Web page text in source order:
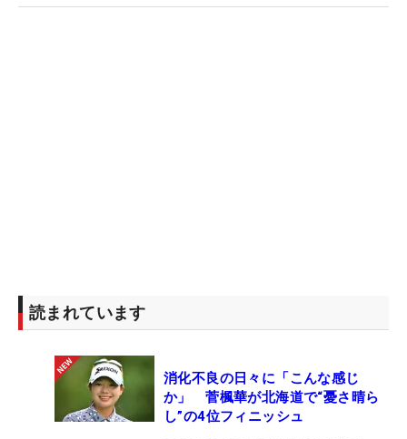
読まれています
消化不良の日々に「こんな感じ
か」 菅楓華が北海道で“憂さ晴ら
し”の4位フィニッシュ